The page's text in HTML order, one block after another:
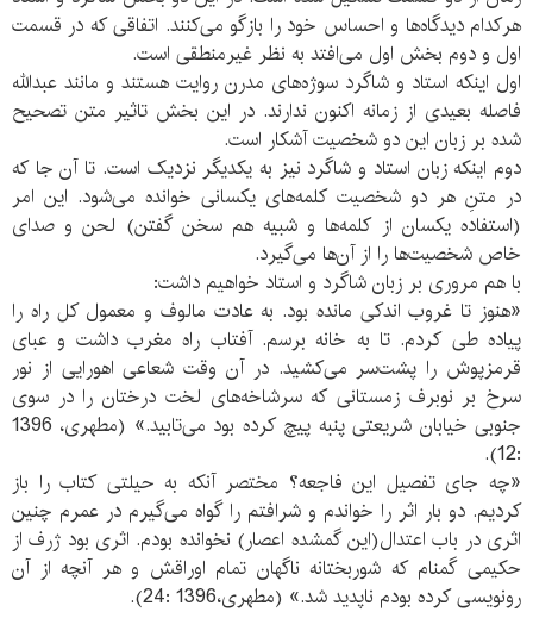
هرکدام دیدگاه‌ها و احساس خود را بازگو می‌کنند. اتفاقی که در قسمت
اول و دوم بخش اول می‌افتد به نظر غیرمنطقی است.
اول اینکه استاد و شاگرد سوژه‌های مدرن روایت هستند و مانند عبدالله
فاصله بعیدی از زمانه اکنون ندارند. در این بخش تاثیر متن تصحیح
شده بر زبان این دو شخصیت آشکار است.
دوم اینکه زبان استاد و شاگرد نیز به یکدیگر نزدیک است. تا آن جا که
در متنِ هر دو شخصیت کلمه‌های یکسانی خوانده می‌شود. این امر
(استفاده یکسان از کلمه‌ها و شبیه هم سخن گفتن) لحن و صدای
خاص شخصیت‌ها را از آن‌ها می‌گیرد.
با هم مروری بر زبان شاگرد و استاد خواهیم داشت:
«هنوز تا غروب اندکی مانده بود. به عادت مالوف و معمول کل راه را
پیاده طی کردم. تا به خانه برسم. آفتاب راه مغرب داشت و عبای
قرمزپوش را پشت‌سر می‌کشید. در آن وقت شعاعی اهورایی از نور
سرخ بر نوبرف زمستانی که سرشاخه‌های لخت درختان را در سوی
جنوبی خیابان شریعتی پنبه پیچ کرده بود می‌تابید.» (مطهری، 1396
:12).
«چه جای تفصیل این فاجعه؟ مختصر آنکه به حیلتی کتاب را باز
کردیم. دو بار اثر را خواندم و شرافتم را گواه می‌گیرم در عمرم چنین
اثری در باب اعتدال(این گمشده اعصار) نخوانده بودم. اثری بود ژرف از
حکیمی گمنام که شوربختانه ناگهان تمام اوراقش و هر آنچه از آن
رونویسی کرده بودم ناپدید شد.» (مطهری،1396 :24).